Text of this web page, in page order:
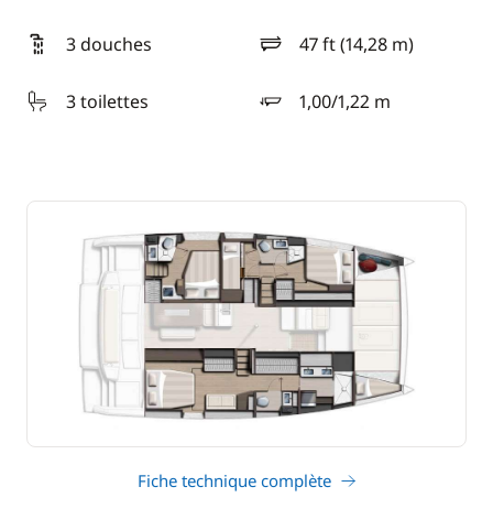
3 douches 47 ft (14,28 m)
longueur
3 toilettes
1,00/1,22 m
tirant d'eau
Fiche technique complète